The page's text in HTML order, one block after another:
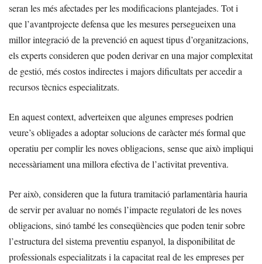
seran les més afectades per les modificacions plantejades. Tot i
que l’avantprojecte defensa que les mesures persegueixen una
millor integració de la prevenció en aquest tipus d’organitzacions,
els experts consideren que poden derivar en una major complexitat
de gestió, més costos indirectes i majors dificultats per accedir a
recursos tècnics especialitzats.
En aquest context, adverteixen que algunes empreses podrien
veure’s obligades a adoptar solucions de caràcter més formal que
operatiu per complir les noves obligacions, sense que això impliqui
necessàriament una millora efectiva de l’activitat preventiva.
Per això, consideren que la futura tramitació parlamentària hauria
de servir per avaluar no només l’impacte regulatori de les noves
obligacions, sinó també les conseqüències que poden tenir sobre
l’estructura del sistema preventiu espanyol, la disponibilitat de
professionals especialitzats i la capacitat real de les empreses per